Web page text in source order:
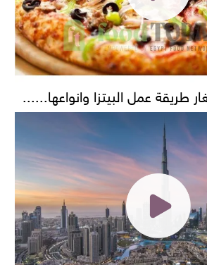
طريقة عمل البيتزا وانواعها......